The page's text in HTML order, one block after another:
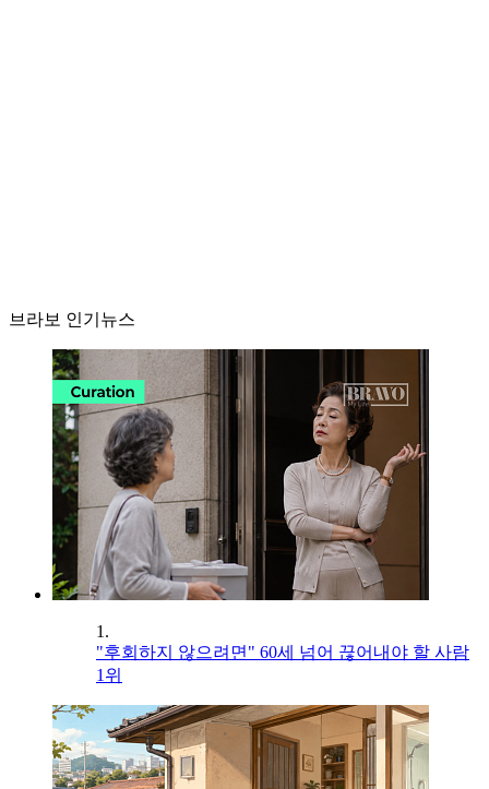
브라보 인기뉴스
1.
"후회하지 않으려면" 60세 넘어 끊어내야 할 사람
1위